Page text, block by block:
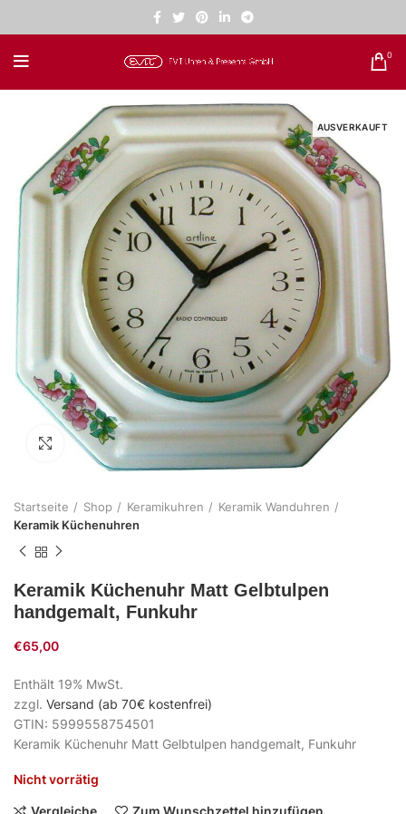
0
AUSVERKAUFT
Zum Vergrößern klicken
Startseite Shop Keramikuhren
Keramik Wanduhren
Keramik Küchenuhren
Keramik Küchenuhr Matt Gelbtulpen
handgemalt, Funkuhr
€65,00
Enthält 19% MwSt.
zzgl. Versand (ab 70€ kostenfrei)
GTIN: 5999558754501
Keramik Küchenuhr Matt Gelbtulpen handgemalt, Funkuhr
Nicht vorrätig
Vergleiche Zum Wunschzettel hinzufügen